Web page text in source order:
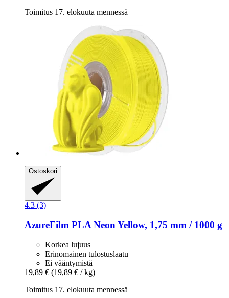
Toimitus 17. elokuuta mennessä
Ostoskori
4.3 (3)
AzureFilm PLA Neon Yellow, 1,75 mm / 1000 g
Korkea lujuus
Erinomainen tulostuslaatu
Ei vääntymistä
19,89 € (19,89 € / kg)
Toimitus 17. elokuuta mennessä